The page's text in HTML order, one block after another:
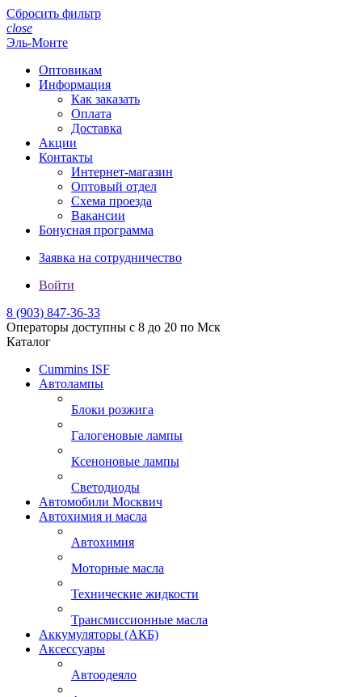
Сбросить фильтр
close
Эль-Монте
Оптовикам
Информация
Как заказать
Оплата
Доставка
Акции
Контакты
Интернет-магазин
Оптовый отдел
Схема проезда
Вакансии
Бонусная программа
Заявка на сотрудничество
Войти
8 (903) 847-36-33
Операторы доступны с 8 до 20 по Мск
Каталог
Cummins ISF
Автолампы
Блоки розжига
Галогеновые лампы
Ксеноновые лампы
Светодиоды
Автомобили Москвич
Автохимия и масла
Автохимия
Моторные масла
Технические жидкости
Трансмиссионные масла
Аккумуляторы (АКБ)
Аксессуары
Автоодеяло